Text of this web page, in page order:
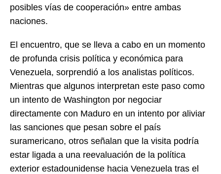
posibles vías de cooperación» entre ambas
naciones.
El encuentro, que se lleva a cabo en un momento
de profunda crisis política y económica para
Venezuela, sorprendió a los analistas políticos.
Mientras que algunos interpretan este paso como
un intento de Washington por negociar
directamente con Maduro en un intento por aliviar
las sanciones que pesan sobre el país
suramericano, otros señalan que la visita podría
estar ligada a una reevaluación de la política
exterior estadounidense hacia Venezuela tras el